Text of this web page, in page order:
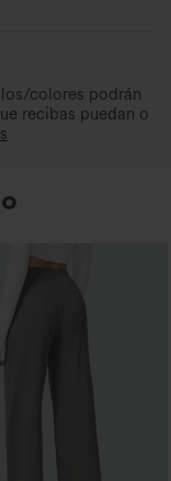
colores podrán
recibas puedan o